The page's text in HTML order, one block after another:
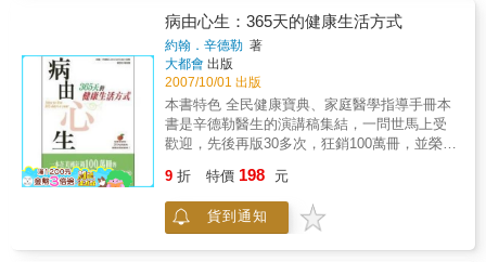
療行為之後，會提供正確的醫療建議 例如檢查
是否罹患乳癌，不應隨意接受乳房攝影檢查，
那麼該做哪些檢查，才能及早發現與治療？用
汞補牙有中毒風險，那麼應該用什麼材質的填
料比較妥當？ 讀者可學到： 讀完本書，民眾提
到「看醫生」，便不再只想到吃藥、打針、開
刀等治療行為；還原「醫療」應有價值，真正
師／陳俊旭 《健康2.0》主持人／鄭凱云 《今
主持人／陳凝觀
話，就要進行改善，請接受更進一步的精密檢
查。經過精密檢查的結果，如果發現病症，也
要以「能早期發現真幸運」的正向心態去面
對。進行治療的同時也一併改正生活習慣，就
能讓阻止或延緩病症惡化，也有許多病症是屬
於不會立即致命的慢性疾病。 & 另一方面，健
檢結果的各個項目就算都在標準值內，也不一
振療法乃作者歷時多年的研究，其間經歷人生
的心靈低潮、混沌和漩渦，終於研究出一套運
用物理力學以最簡單、最自然的方法來啟動宇
宙間本然存在著的力量。這股力量可以調節人
體不正常的分子結構，加速細胞的修復、汰換
與新生。作者以物理、化學、生物、醫學等科
學觀點來剖析這種力量，並且教導大家如何運
用這種不可思議的能量。本書中你會遇見你所
熟知的牛頓的萬有引力，愛因斯坦的光電效
應，還有其他科學家的理論與量子物理，當你
透過科學的觀點認知分子共振療法後，你將發
現那些被稱為形而上的神祕力量，哪些是無稽
促使作為病原的細菌或病毒增加，使人容易生
病。因此，疾病與氣象的關係可說是密不可
分。經研究發現，透過每日觀測氣象，了解天
候變化的方式，有助於自我疾病的健康管理！
教你如何正確解讀及使用氣象資訊！氣象報導
除了會告訴我們溫度、降雨機率、風速、氣壓
等，有些也會說明濕度、紫外線係數等其它資
訊，提醒大家出外要注意的工作，本書作者村
山貢司利用自身的專業知識，教導你如何正確
訊有效預防疾病！ 不同類型的氣象病及預防方
法！天候變化常常導致各種疾病的產生，造成
人的困擾，如冷峰經過、氣溫降低等短時間內
病由心生：365天的健康生活方式
約翰．辛德勒 著
大都會 出版
2007/10/01 出版
本書特色 全民健康寶典、家庭醫學指導手冊本
書是辛德勒醫生的演講稿集結，一問世馬上受
歡迎，先後再版30多次，狂銷100萬冊，並榮登
狂銷100萬冊的全民健康醫學寶典！讀者一再推
薦，每個家庭絕對要必備，一本讓全家人都健
康、幸福的好書！……一本最具實用效果、治
9 折 特價 198 元
貨到通知